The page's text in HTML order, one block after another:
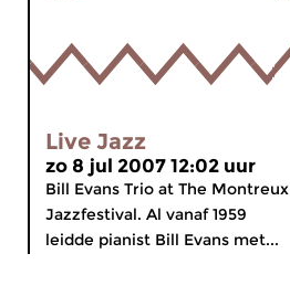
Live Jazz
zo 8 jul 2007 12:02 uur
Bill Evans Trio at The Montreux
Jazzfestival. Al vanaf 1959
leidde pianist Bill Evans met...